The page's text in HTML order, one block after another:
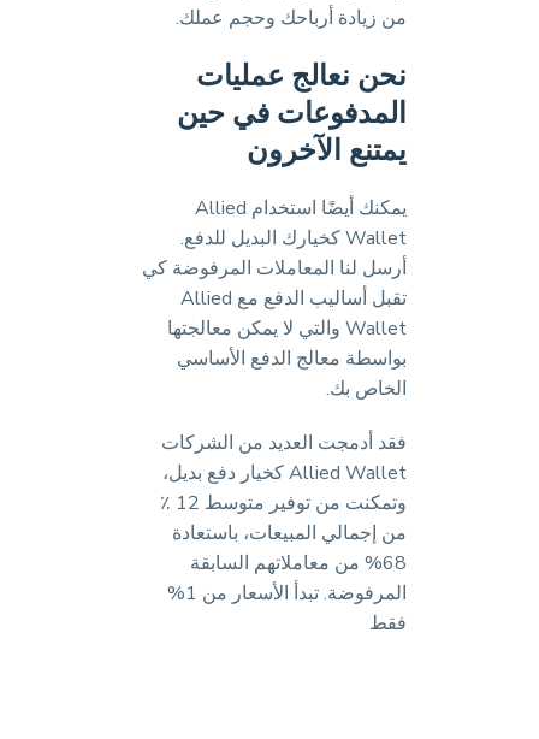
من زيادة أرباحك وحجم عملك.
نحن نعالج عمليات
المدفوعات في حين
يمتنع الآخرون
يمكنك أيضًا استخدام Allied
Wallet كخيارك البديل للدفع.
أرسل لنا المعاملات المرفوضة كي
تقبل أساليب الدفع مع Allied
Wallet والتي لا يمكن معالجتها
بواسطة معالج الدفع الأساسي
الخاص بك.
فقد أدمجت العديد من الشركات
Allied Wallet كخيار دفع بديل،
وتمكنت من توفير متوسط 12 ٪
من إجمالي المبيعات، باستعادة
68% من معاملاتهم السابقة
المرفوضة. تبدأ الأسعار من 1%
فقط